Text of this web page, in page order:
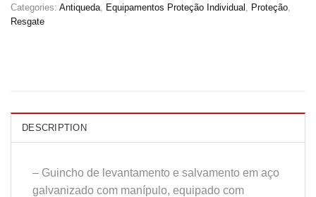
Categories: Antiqueda Equipamentos Proteção Individual Proteção
Resgate
DESCRIPTION
– Guincho de levantamento e salvamento em aço
galvanizado com manípulo, equipado com